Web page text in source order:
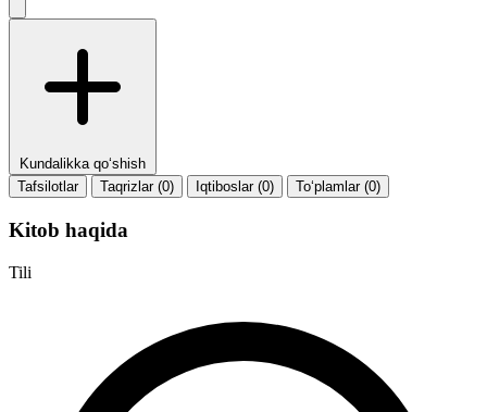
Kundalikka qo‘shish
Tafsilotlar
Taqrizlar (0) Iqtiboslar (0) To‘plamlar (0)
Kitob haqida
Tili